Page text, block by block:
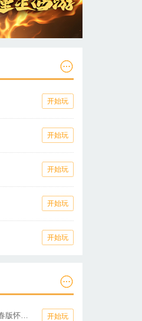
开始玩
开始玩
开始玩
开始玩
开始玩
斗罗大陆(青春版怀旧服) 开始玩